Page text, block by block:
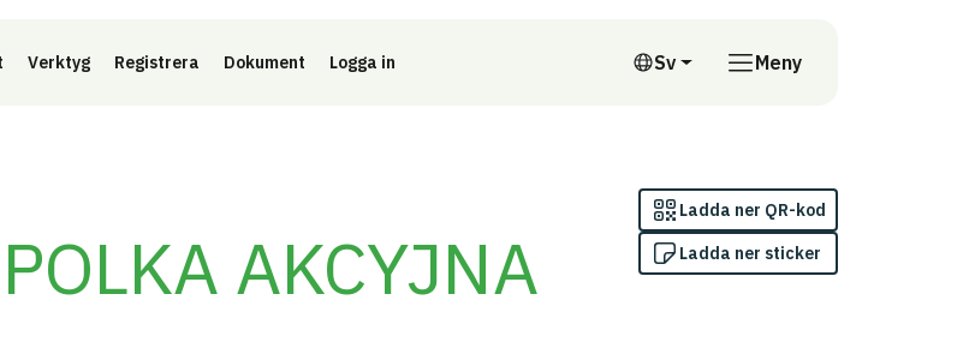
Verktyg Registrera Dokument Logga in Sv
Svenska
Meny
AKCYJNA
Ladda ner QR-kod
Ladda ner sticker